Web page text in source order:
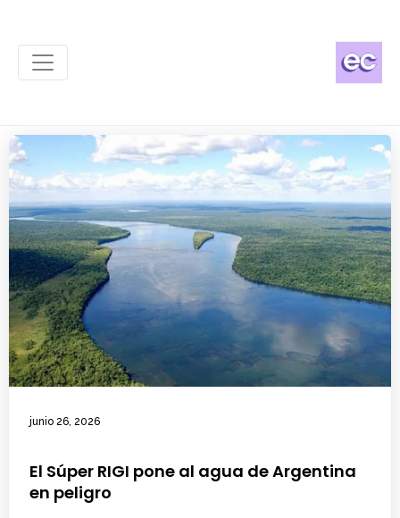
junio 26, 2026
El Súper RIGI pone al agua de Argentina
en peligro